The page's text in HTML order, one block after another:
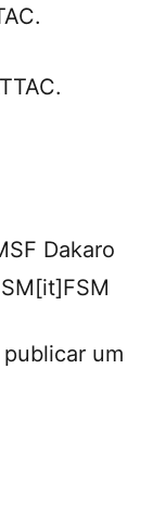
Dakaro
publicar um